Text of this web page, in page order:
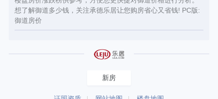
想了解御道多少钱，关注承德乐居让您购房省心又省钱! PC版:
御道房价
新房